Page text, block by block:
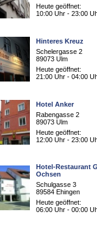
Heute geöffnet:
10:00 Uhr - 23:00
Hinteres Kreuz
Schelergasse 2
89073 Ulm
Heute geöffnet:
21:00 Uhr - 04:00
Hotel Anker
Rabengasse 2
89073 Ulm
Heute geöffnet:
12:00 Uhr - 23:00
Hotel-Restaurant
Ochsen
Schulgasse 3
89584 Ehingen
Heute geöffnet:
06:00 Uhr - 00:00